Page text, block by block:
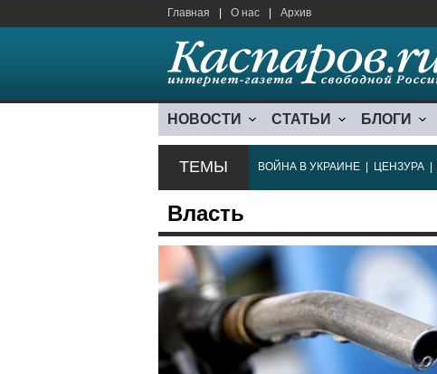
Главная О нас Архив
НОВОСТИ СТАТЬИ БЛОГИ
ТЕМЫ ВОЙНА В УКРАИНЕ ЦЕНЗУРА
Власть